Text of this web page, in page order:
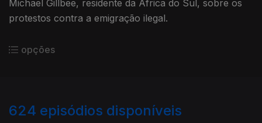
Michael Gillbee, residente da África do Sul, sobre os
protestos contra a emigração ilegal.
opções
624 episódios disponíveis